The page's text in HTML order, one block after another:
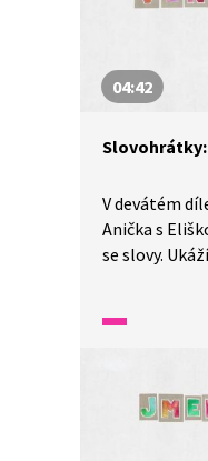
04:42
V devátém
Anička s
se slovy.
dozvíte v